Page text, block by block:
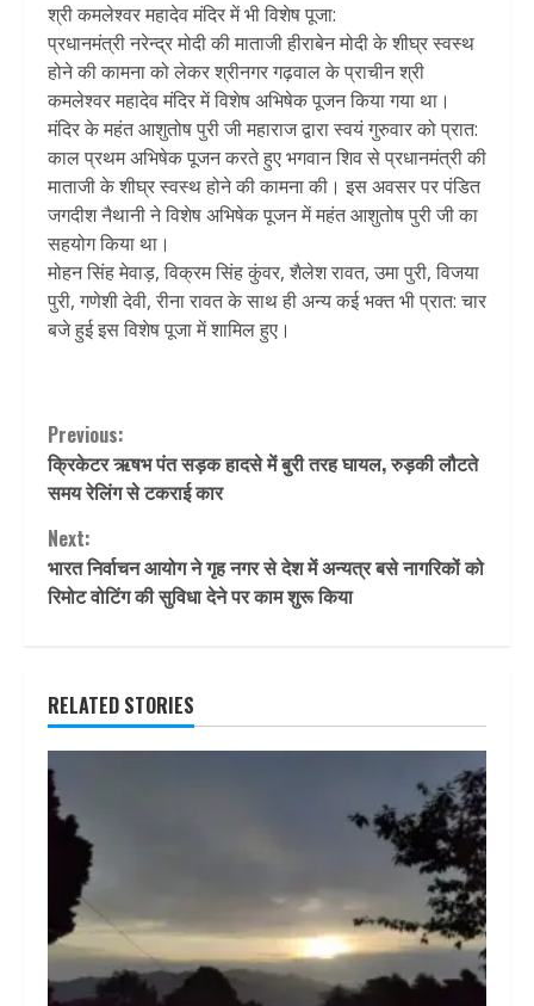
श्री कमलेश्वर महादेव मंदिर में भी विशेष पूजा:
प्रधानमंत्री नरेन्द्र मोदी की माताजी हीराबेन मोदी के शीघ्र स्वस्थ
होने की कामना को लेकर श्रीनगर गढ़वाल के प्राचीन श्री
कमलेश्वर महादेव मंदिर में विशेष अभिषेक पूजन किया गया था।
मंदिर के महंत आशुतोष पुरी जी महाराज द्वारा स्वयं गुरुवार को प्रात:
काल प्रथम अभिषेक पूजन करते हुए भगवान शिव से प्रधानमंत्री की
माताजी के शीघ्र स्वस्थ होने की कामना की। इस अवसर पर पंडित
जगदीश नैथानी ने विशेष अभिषेक पूजन में महंत आशुतोष पुरी जी का
सहयोग किया था।
मोहन सिंह मेवाड़, विक्रम सिंह कुंवर, शैलेश रावत, उमा पुरी, विजया
पुरी, गणेशी देवी, रीना रावत के साथ ही अन्य कई भक्त भी प्रात: चार
बजे हुई इस विशेष पूजा में शामिल हुए।
Continue
Reading
Previous:
क्रिकेटर ऋषभ पंत सड़क हादसे में बुरी तरह घायल, रुड़की लौटते
समय रेलिंग से टकराई कार
Next:
भारत निर्वाचन आयोग ने गृह नगर से देश में अन्यत्र बसे नागरिकों को
रिमोट वोटिंग की सुविधा देने पर काम शुरू किया
RELATED STORIES